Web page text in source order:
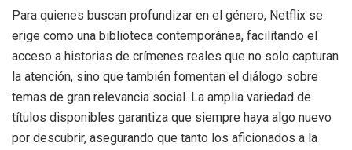
Para quienes buscan profundizar en el género, Netflix se
erige como una biblioteca contemporánea, facilitando el
acceso a historias de crímenes reales que no solo capturan
la atención, sino que también fomentan el diálogo sobre
temas de gran relevancia social. La amplia variedad de
títulos disponibles garantiza que siempre haya algo nuevo
por descubrir, asegurando que tanto los aficionados a la